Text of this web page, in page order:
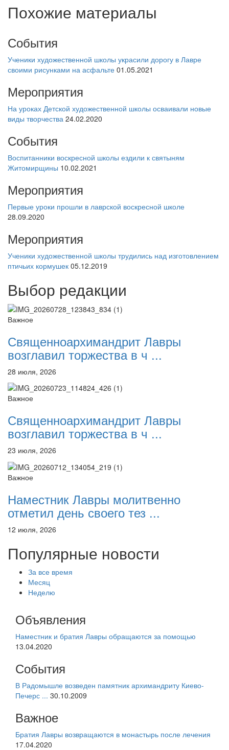
Похожие материалы
События
Ученики художественной школы украсили дорогу в Лавре
своими рисунками на асфальте 01.05.2021
Мероприятия
На уроках Детской художественной школы осваивали новые
виды творчества 24.02.2020
События
Воспитанники воскресной школы ездили к святыням
Житомирщины 10.02.2021
Мероприятия
Первые уроки прошли в лаврской воскресной школе
28.09.2020
Мероприятия
Ученики художественной школы трудились над изготовлением
птичьих кормушек 05.12.2019
Выбор редакции
Важное
Священноархимандрит Лавры
возглавил торжества в ч ...
28 июля, 2026
Важное
Священноархимандрит Лавры
возглавил торжества в ч ...
23 июля, 2026
Важное
Наместник Лавры молитвенно
отметил день своего тез ...
12 июля, 2026
Популярные новости
За все время
Месяц
Неделю
Объявления
Наместник и братия Лавры обращаются за помощью
13.04.2020
События
В Радомышле возведен памятник архимандриту Киево-
Печерс ... 30.10.2009
Важное
Братия Лавры возвращаются в монастырь после лечения
17.04.2020